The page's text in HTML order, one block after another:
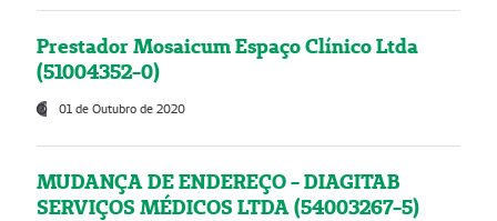
Prestador Mosaicum Espaço Clínico Ltda
(51004352-0)
01 de Outubro de 2020
MUDANÇA DE ENDEREÇO - DIAGITAB
SERVIÇOS MÉDICOS LTDA (54003267-5)